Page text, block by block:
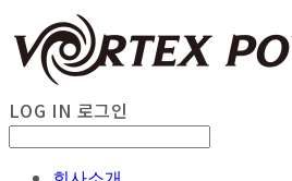
LOG IN 로그인